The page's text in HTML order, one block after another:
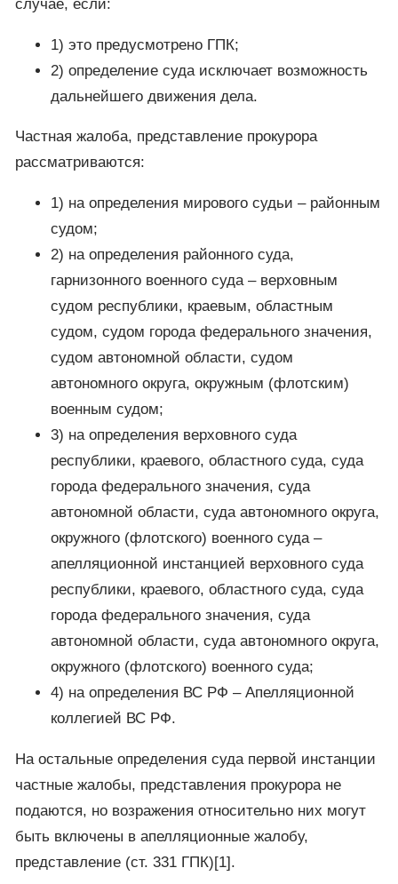
случае, если:
1) это предусмотрено ГПК;
2) определение суда исключает возможность
дальнейшего движения дела.
Частная жалоба, представление прокурора
рассматриваются:
1) на определения мирового судьи – районным
судом;
2) на определения районного суда,
гарнизонного военного суда – верховным
судом республики, краевым, областным
судом, судом города федерального значения,
судом автономной области, судом
автономного округа, окружным (флотским)
военным судом;
3) на определения верховного суда
республики, краевого, областного суда, суда
города федерального значения, суда
автономной области, суда автономного округа,
окружного (флотского) военного суда –
апелляционной инстанцией верховного суда
республики, краевого, областного суда, суда
города федерального значения, суда
автономной области, суда автономного округа,
окружного (флотского) военного суда;
4) на определения ВС РФ – Апелляционной
коллегией ВС РФ.
На остальные определения суда первой инстанции
частные жалобы, представления прокурора не
подаются, но возражения относительно них могут
быть включены в апелляционные жалобу,
представление (ст. 331 ГПК)[1].